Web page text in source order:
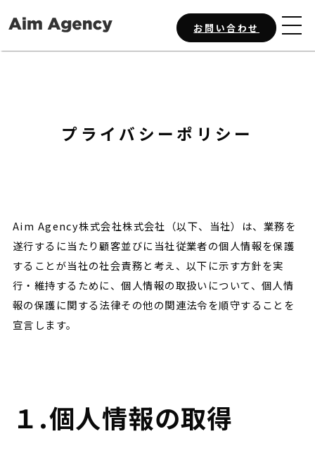
お問い合わせ
お問い合わせ
プライバシーポリシー
Aim Agency株式会社株式会社（以下、当社）は、業務を
遂行するに当たり顧客並びに当社従業者の個人情報を保護
することが当社の社会責務と考え、以下に示す方針を実
行・維持するために、個人情報の取扱いについて、個人情
報の保護に関する法律その他の関連法令を順守することを
宣言します。
１.個人情報の取得